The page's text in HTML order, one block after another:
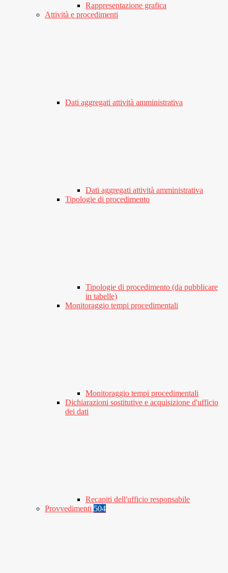
Rappresentazione grafica
Attività e procedimenti
Dati aggregati attività amministrativa
Dati aggregati attività amministrativa
Tipologie di procedimento
Tipologie di procedimento (da pubblicare
in tabelle)
Monitoraggio tempi procedimentali
Monitoraggio tempi procedimentali
Dichiarazioni sostitutive e acquisizione d'ufficio
dei dati
Recapiti dell'ufficio responsabile
Provvedimenti 504